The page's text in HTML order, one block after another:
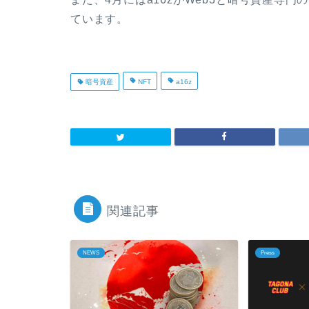
ています。
暗号資産 NFT a16z
関連記事
NEWS Press